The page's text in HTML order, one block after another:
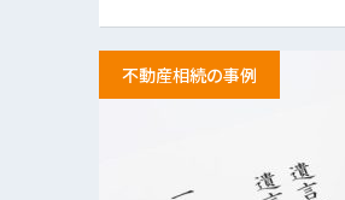
不動産相続の事例